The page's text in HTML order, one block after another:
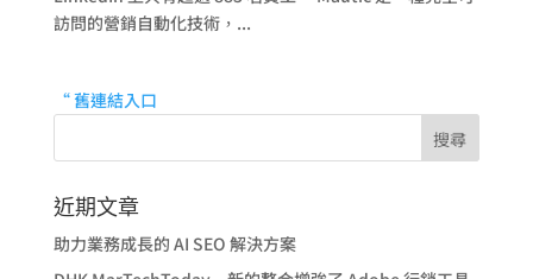
訪問的營銷自動化技術，...
“ 舊連結入口
近期文章
助力業務成長的 AI SEO 解決方案